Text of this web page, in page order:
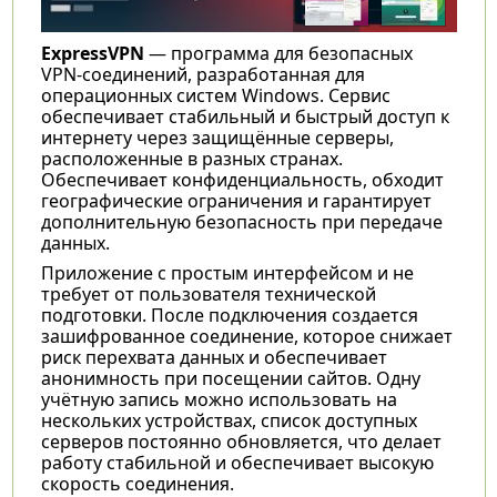
ExpressVPN — программа для безопасных
VPN-соединений, разработанная для
операционных систем Windows. Сервис
обеспечивает стабильный и быстрый доступ к
интернету через защищённые серверы,
расположенные в разных странах.
Обеспечивает конфиденциальность, обходит
географические ограничения и гарантирует
дополнительную безопасность при передаче
данных.
Приложение с простым интерфейсом и не
требует от пользователя технической
подготовки. После подключения создается
зашифрованное соединение, которое снижает
риск перехвата данных и обеспечивает
анонимность при посещении сайтов. Одну
учётную запись можно использовать на
нескольких устройствах, список доступных
серверов постоянно обновляется, что делает
работу стабильной и обеспечивает высокую
скорость соединения.